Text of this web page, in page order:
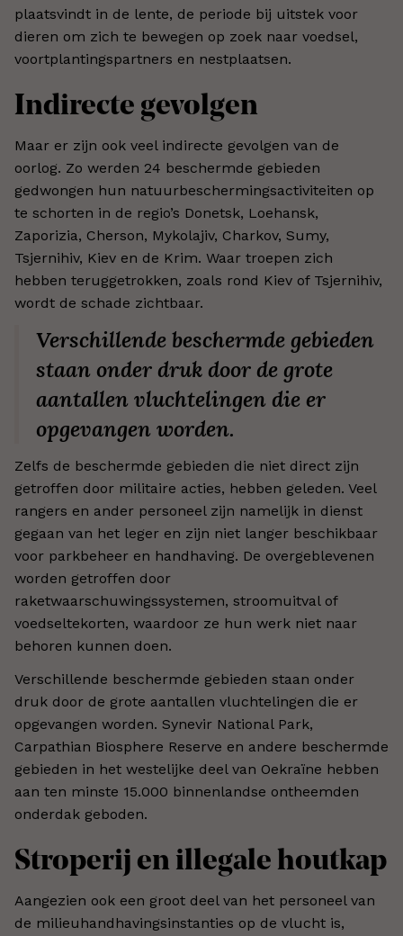
plaatsvindt in de lente, de periode bij uitstek voor
dieren om zich te bewegen op zoek naar voedsel,
voortplantingspartners en nestplaatsen.
Indirecte gevolgen
Maar er zijn ook veel indirecte gevolgen van de
oorlog. Zo werden 24 beschermde gebieden
gedwongen hun natuurbeschermingsactiviteiten op
te schorten in de regio’s Donetsk, Loehansk,
Zaporizia, Cherson, Mykolajiv, Charkov, Sumy,
Tsjernihiv, Kiev en de Krim. Waar troepen zich
hebben teruggetrokken, zoals rond Kiev of Tsjernihiv,
wordt de schade zichtbaar.
Verschillende beschermde gebieden
staan onder druk door de grote
aantallen vluchtelingen die er
opgevangen worden.
Zelfs de beschermde gebieden die niet direct zijn
getroffen door militaire acties, hebben geleden. Veel
rangers en ander personeel zijn namelijk in dienst
gegaan van het leger en zijn niet langer beschikbaar
voor parkbeheer en handhaving. De overgeblevenen
worden getroffen door
raketwaarschuwingssystemen, stroomuitval of
voedseltekorten, waardoor ze hun werk niet naar
behoren kunnen doen.
Verschillende beschermde gebieden staan onder
druk door de grote aantallen vluchtelingen die er
opgevangen worden. Synevir National Park,
Carpathian Biosphere Reserve en andere beschermde
gebieden in het westelijke deel van Oekraïne hebben
aan ten minste 15.000 binnenlandse ontheemden
onderdak geboden.
Stroperij en illegale houtkap
Aangezien ook een groot deel van het personeel van
de milieuhandhavingsinstanties op de vlucht is,